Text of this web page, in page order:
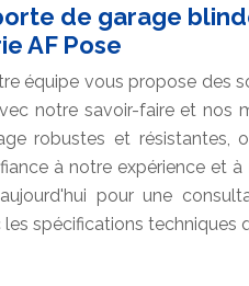
de garage
AF Pose
équipe vous propose des
notre savoir-faire et nos
robustes et résistantes,
à notre expérience et
pour une
spécifications techniques